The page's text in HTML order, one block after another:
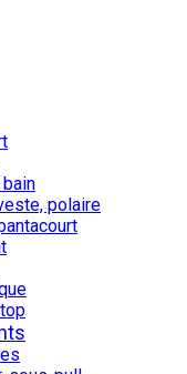
polaire